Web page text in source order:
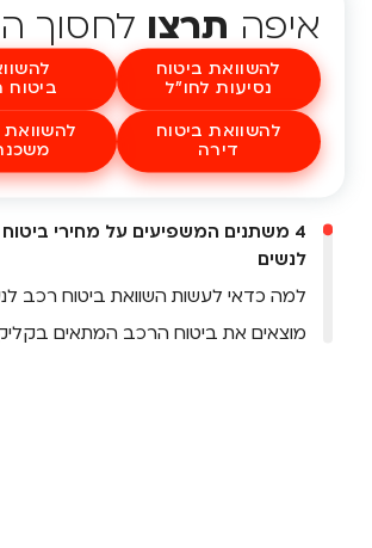
איפה תרצו לחסוך
להשוואת ביטוח
נסיעות לחו"ל
ביטוח
להשוואת ביטוח
דירה
להשוואת
4 משתנים המשפיעים על מחירי
לנשים
למה כדאי לעשות השוואת ביטוח רכב
מוצאים את ביטוח הרכב המתאים